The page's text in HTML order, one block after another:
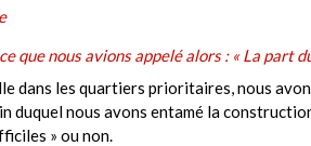
nous avions appelé alors : « La part
dans les quartiers prioritaires, nous
nous avons entamé la
» ou non.